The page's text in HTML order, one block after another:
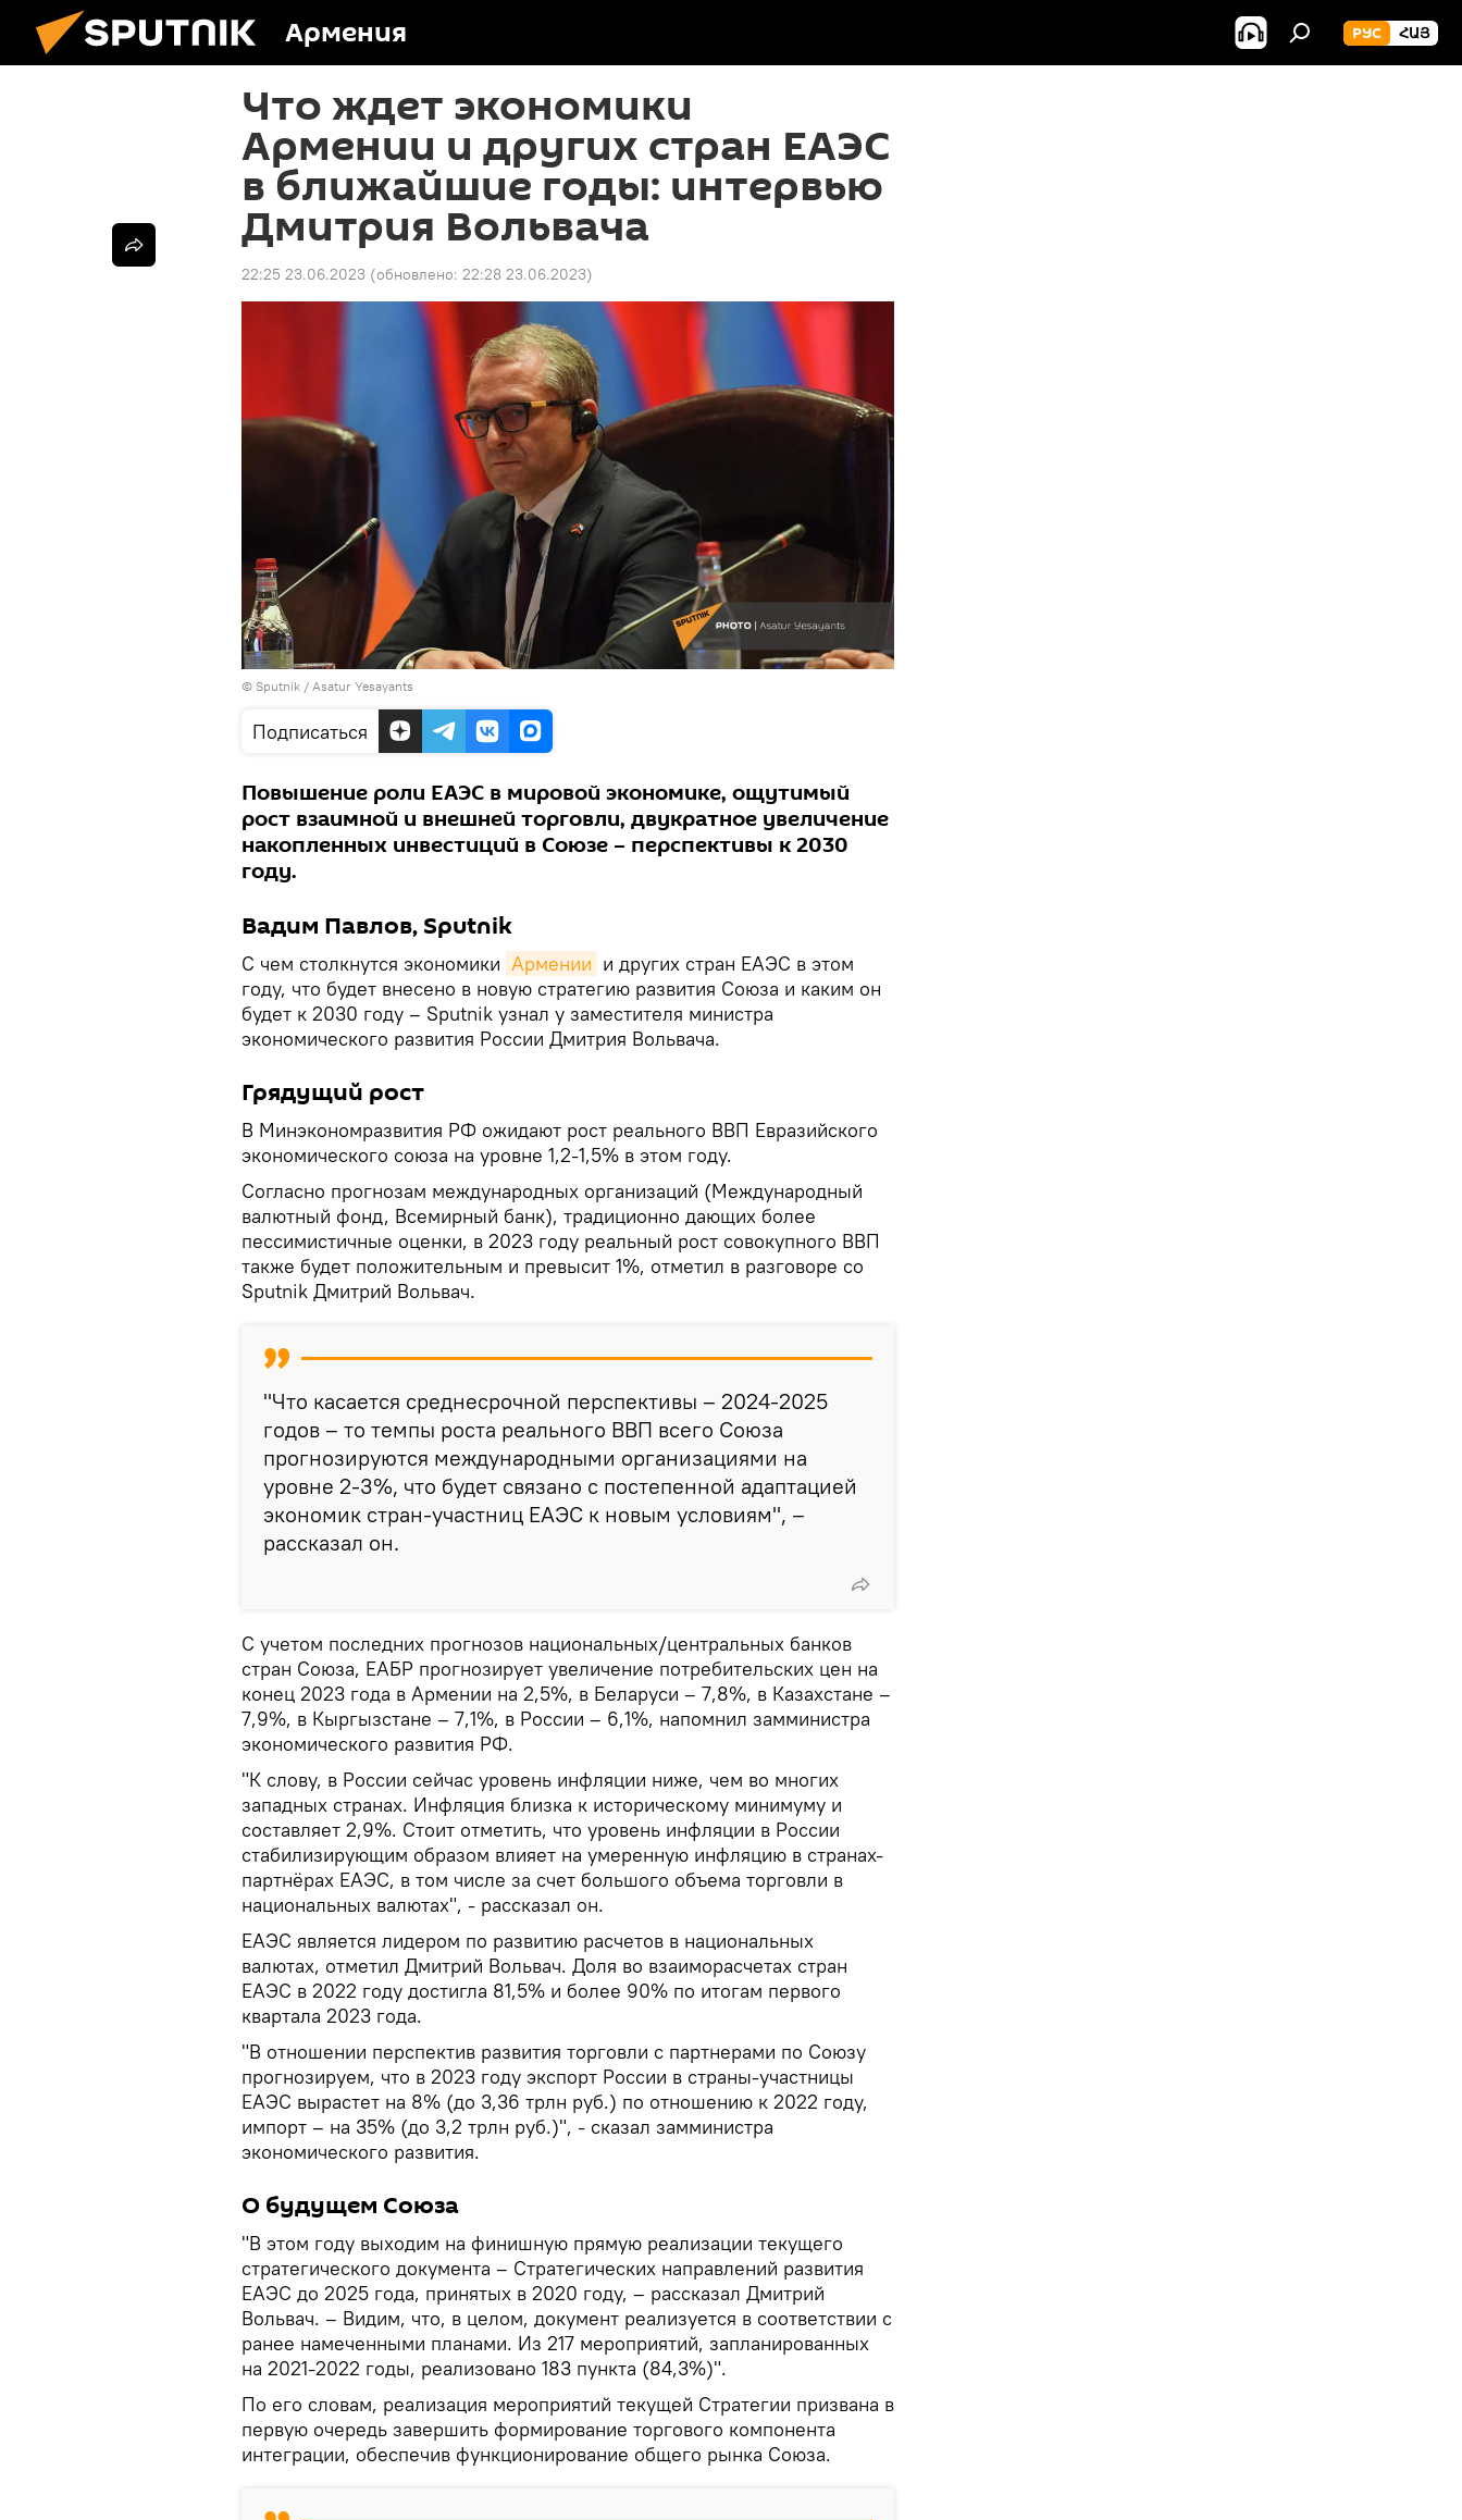
Армения РУС ՀԱՅ
Что ждет экономики
Армении и других стран ЕАЭС
в ближайшие годы: интервью
Дмитрия Вольвача
22:25 23.06.2023 (обновлено: 22:28 23.06.2023)
© Sputnik / Asatur Yesayants
Подписаться
Повышение роли ЕАЭС в мировой экономике, ощутимый
рост взаимной и внешней торговли, двукратное увеличение
накопленных инвестиций в Союзе – перспективы к 2030
году.
Вадим Павлов, Sputnik
С чем столкнутся экономики Армении и других стран ЕАЭС в этом
году, что будет внесено в новую стратегию развития Союза и каким он
будет к 2030 году – Sputnik узнал у заместителя министра
экономического развития России Дмитрия Вольвача.
Грядущий рост
В Минэкономразвития РФ ожидают рост реального ВВП Евразийского
экономического союза на уровне 1,2-1,5% в этом году.
Согласно прогнозам международных организаций (Международный
валютный фонд, Всемирный банк), традиционно дающих более
пессимистичные оценки, в 2023 году реальный рост совокупного ВВП
также будет положительным и превысит 1%, отметил в разговоре со
Sputnik Дмитрий Вольвач.
"Что касается среднесрочной перспективы – 2024-2025
годов – то темпы роста реального ВВП всего Союза
прогнозируются международными организациями на
уровне 2-3%, что будет связано с постепенной адаптацией
экономик стран-участниц ЕАЭС к новым условиям", –
рассказал он.
С учетом последних прогнозов национальных/центральных банков
стран Союза, ЕАБР прогнозирует увеличение потребительских цен на
конец 2023 года в Армении на 2,5%, в Беларуси – 7,8%, в Казахстане –
7,9%, в Кыргызстане – 7,1%, в России – 6,1%, напомнил замминистра
экономического развития РФ.
"К слову, в России сейчас уровень инфляции ниже, чем во многих
западных странах. Инфляция близка к историческому минимуму и
составляет 2,9%. Стоит отметить, что уровень инфляции в России
стабилизирующим образом влияет на умеренную инфляцию в странах-
партнёрах ЕАЭС, в том числе за счет большого объема торговли в
национальных валютах", - рассказал он.
ЕАЭС является лидером по развитию расчетов в национальных
валютах, отметил Дмитрий Вольвач. Доля во взаиморасчетах стран
ЕАЭС в 2022 году достигла 81,5% и более 90% по итогам первого
квартала 2023 года.
"В отношении перспектив развития торговли с партнерами по Союзу
прогнозируем, что в 2023 году экспорт России в страны-участницы
ЕАЭС вырастет на 8% (до 3,36 трлн руб.) по отношению к 2022 году,
импорт – на 35% (до 3,2 трлн руб.)", - сказал замминистра
экономического развития.
О будущем Союза
"В этом году выходим на финишную прямую реализации текущего
стратегического документа – Стратегических направлений развития
ЕАЭС до 2025 года, принятых в 2020 году, – рассказал Дмитрий
Вольвач. – Видим, что, в целом, документ реализуется в соответствии с
ранее намеченными планами. Из 217 мероприятий, запланированных
на 2021-2022 годы, реализовано 183 пункта (84,3%)".
По его словам, реализация мероприятий текущей Стратегии призвана в
первую очередь завершить формирование торгового компонента
интеграции, обеспечив функционирование общего рынка Союза.